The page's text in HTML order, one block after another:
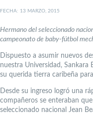
FECHA: 13 MARZO, 2015
Hermano del seleccionado
campeonato de baby-fútbol
Dispuesto a asumir nuevos
nuestra Universidad, Sankara
su querida tierra caribeña
Desde su ingreso logró una
compañeros se enteraban
seleccionado nacional Jean